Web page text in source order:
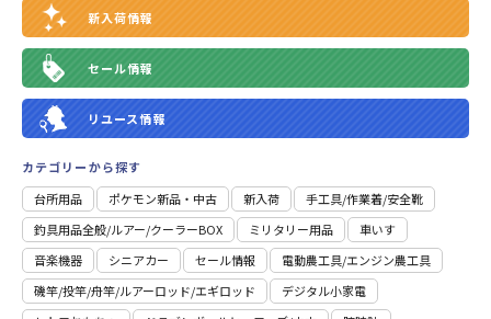
新入荷情報
セール情報
リユース情報
カテゴリーから探す
台所用品
ポケモン新品・中古 新入荷
⼿⼯具/作業着/安全靴
釣具用品全般/ルアー/クーラーBOX
ミリタリー用品
車いす
音楽機器
シニアカー セール情報
電動農工具/エンジン農工具
磯竿/投竿/舟竿/ルアーロッド/エギロッド
デジタル小家電